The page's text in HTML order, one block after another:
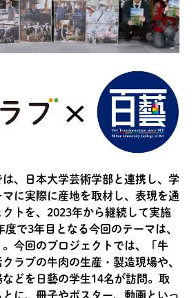
、日本大学芸術学部と連携し、学
に実際に産地を取材し、表現を通
クトを、2023年から継続して実施
度で3年目となる今回のテーマは、
。今回のプロジェクトでは、「牛
ラブの牛肉の生産・製造現場や、
どを日藝の学生14名が訪問。取
に、冊子やポスター、動画といっ